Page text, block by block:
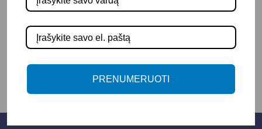
+ Į KREPŠELĮ
PRENUMERUOTI